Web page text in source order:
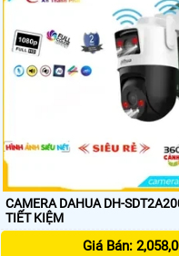
CAMERA DAHUA DH-
TIẾT KIỆM
Giá Bán: